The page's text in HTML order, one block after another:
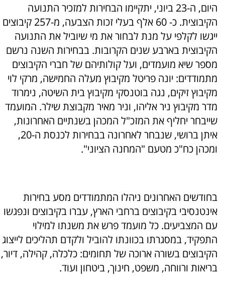
היום, ה-23 ביוני, יתקיימו הבחירות למזכיר התנועה
הקיבוצית. כ- 60 אלף בעלי זכות הצבעה, מ-257 קיבוצים
ייגשו לקלפי על מנת לבחור את מי שיוביל את התנועה
הקיבוצית בארבע שנים הקרובות. בבחירות השנה נרשם
מספר שיא מועמדים, ועל קולותיהם של חברי הקיבוצים
מתמודדים: יונה פריטל מקיבוץ מעלה החמישה, מרקי לוי
מקיבוץ זיקים, נגה בוטנסקי מקיבוץ בית השיטה, נימרוד
מדר מקיבוץ ניר אליהו, וניר מאיר מקבוצת שילר. המועמד
שייבחר יחליף את המזכ"ל המכהן בשנתיים האחרונות,
איתן ברושי, שנבחר לאחרונה בבחירות לכנסת ה-20,
ומכהן כח"כ מטעם "המחנה הציוני".
בחודשים האחרונים ניהלו המתמודדים מסע בחירות
אינטנסיבי בקיבוצים ברחבי הארץ, עברו בקיבוצים ונפגשו
עם המצביעים. כל מועמד פרש את משנתו למילוי
התפקיד, במסגרתו בכוונתו להוביל ולקדם תהליכים לייצוג
הקיבוצים בשורה ארוכה של תחומים: כלכלה, קהילה, דיור,
בריאות ורווחה, משפט, חינוך, ביטחון ועוד.